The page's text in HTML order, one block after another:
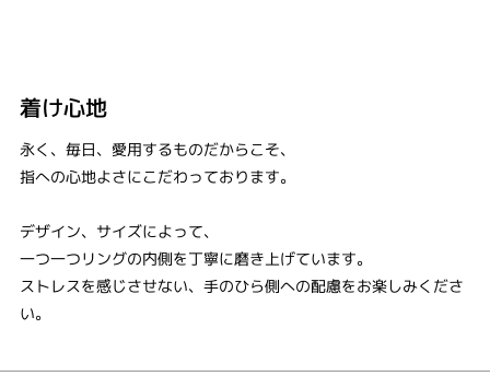
着け心地
永く、毎日、愛用するものだからこそ、
指への心地よさにこだわっております。
デザイン、サイズによって、
一つ一つリングの内側を丁寧に磨き上げています。
ストレスを感じさせない、手のひら側への配慮をお楽しみくださ
い。